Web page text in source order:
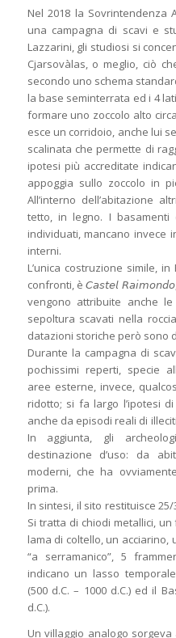
Nel 2018 la Sovrintendenza
una campagna di scavi e
Lazzarini, gli studiosi si
Cjarsovàlas, o meglio, ciò
secondo uno schema
la base seminterrata ed i 4
formare uno zoccolo alto
esce un corridoio, anche lui
scalinata che permette di
ipotesi più accreditate
appoggia sullo zoccolo in
All’interno dell’abitazione
tetto, in legno. I
individuati, mancano invece
interni.
L’unica costruzione simile,
confronti, è 𝘊𝘢𝘴𝘵𝘦𝘭
vengono attribuite anche
sepoltura scavati nella
datazioni storiche però sono
Durante la campagna di
pochissimi reperti, specie
aree esterne, invece,
ridotto; si fa largo l’ipotesi
anche da episodi reali di
In aggiunta, gli
destinazione d’uso: da
moderni, che ha
prima.
In sintesi, il sito restituisce
Si tratta di chiodi metallici,
lama di coltello, un
“a serramanico”, 5
indicano un lasso
(500 d.C. – 1000 d.C.) ed il
d.C.).
Un villaggio analogo